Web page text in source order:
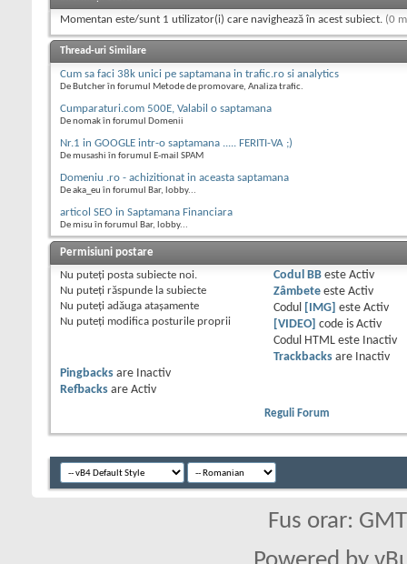
Momentan este/sunt 1 utilizator(i) care navighează în acest subiect. (0
Thread-uri Similare
Cum sa faci 38k unici pe saptamana in trafic.ro si analytics
De Butcher în forumul Metode de promovare, Analiza trafic.
Cumparaturi.com 500E, Valabil o saptamana
De nomak în forumul Domenii
Nr.1 in GOOGLE intr-o saptamana ..... FERITI-VA ;)
De musashi în forumul E-mail SPAM
Domeniu .ro - achizitionat in aceasta saptamana
De aka_eu în forumul Bar, lobby...
articol SEO in Saptamana Financiara
De misu în forumul Bar, lobby...
Permisiuni postare
Nu puteţi posta subiecte noi.
Nu puteţi răspunde la subiecte
Nu puteţi adăuga ataşamente
Nu puteţi modifica posturile proprii
Codul BBeste Activ
Zâmbeteeste Activ
Codul
[IMG] este Activ
[VIDEO] code is Activ
Codul HTML este
Inactiv
Trackbacksare
Inactiv
Pingbacks are
Inactiv
Refbacks are Activ
Reguli Forum
Fus orar: